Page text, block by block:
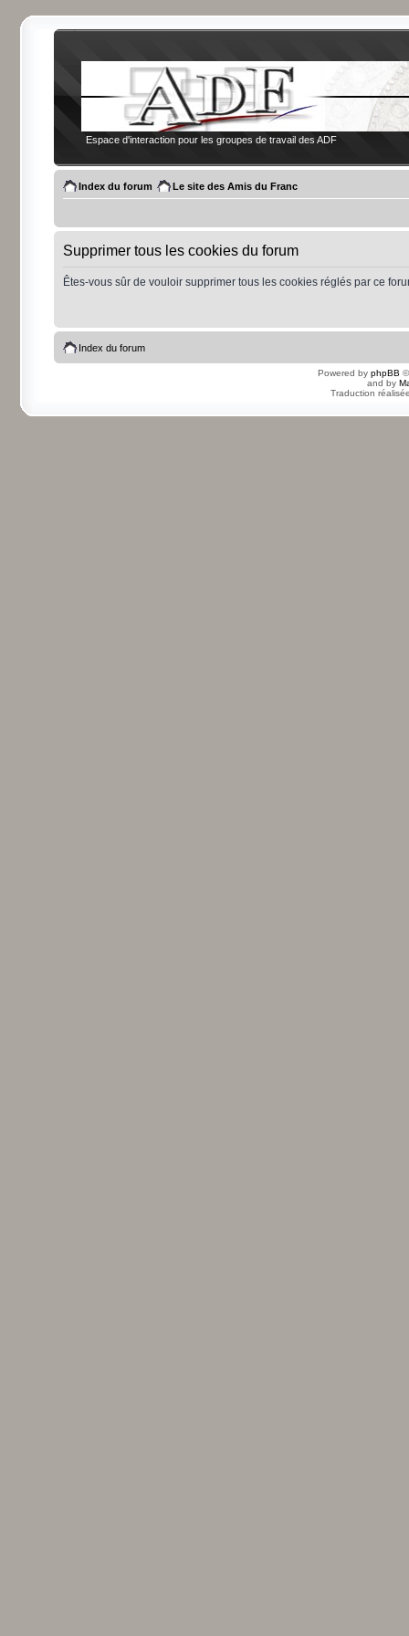
Espace d'interaction pour les groupes de travail des ADF
Index du forum Le site des Amis du Franc
Supprimer tous les cookies du forum
Êtes-vous sûr de vouloir supprimer tous les cookies réglés par ce
Index du forum
Powered by phpBB
and by
Traduction